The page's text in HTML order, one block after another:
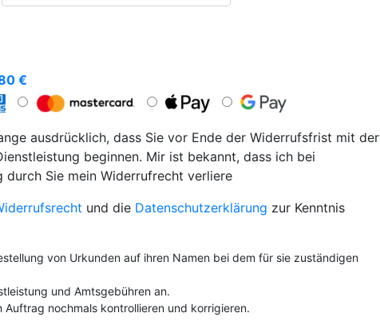
€
ausdrücklich, dass Sie vor Ende der Widerrufsfrist mit der
beginnen. Mir ist bekannt, dass ich bei
Sie mein Widerrufrecht verliere
und die Datenschutzerklärung zur Kenntnis
von Urkunden auf ihren Namen bei dem für sie zuständigen
und Amtsgebühren an.
nochmals kontrollieren und korrigieren.